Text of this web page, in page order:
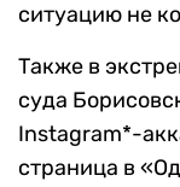
ситуацию не
Также в
суда
Instagram*-
страница в